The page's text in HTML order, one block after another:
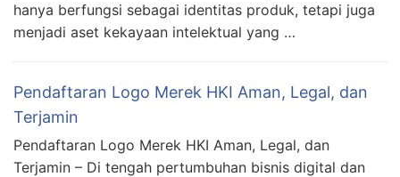
hanya berfungsi sebagai identitas produk, tetapi juga
menjadi aset kekayaan intelektual yang …
Pendaftaran Logo Merek HKI Aman, Legal, dan
Terjamin
Pendaftaran Logo Merek HKI Aman, Legal, dan
Terjamin – Di tengah pertumbuhan bisnis digital dan